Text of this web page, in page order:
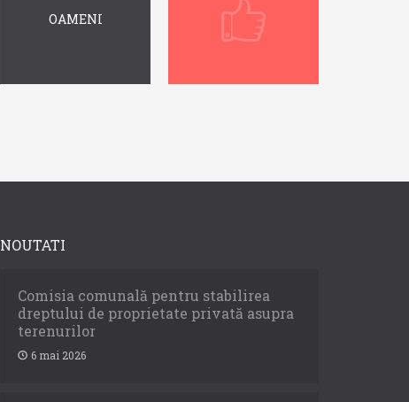
OAMENI
NOUTATI
Comisia comunală pentru stabilirea
dreptului de proprietate privată asupra
terenurilor
6 mai 2026